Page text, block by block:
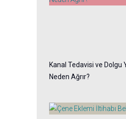
Kanal Tedavisi ve Dolgu
Neden Ağrır?